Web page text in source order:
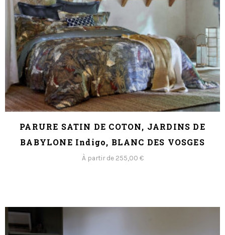
PARURE SATIN DE COTON, JARDINS DE
BABYLONE Indigo, BLANC DES VOSGES
À partir de 255,00 €